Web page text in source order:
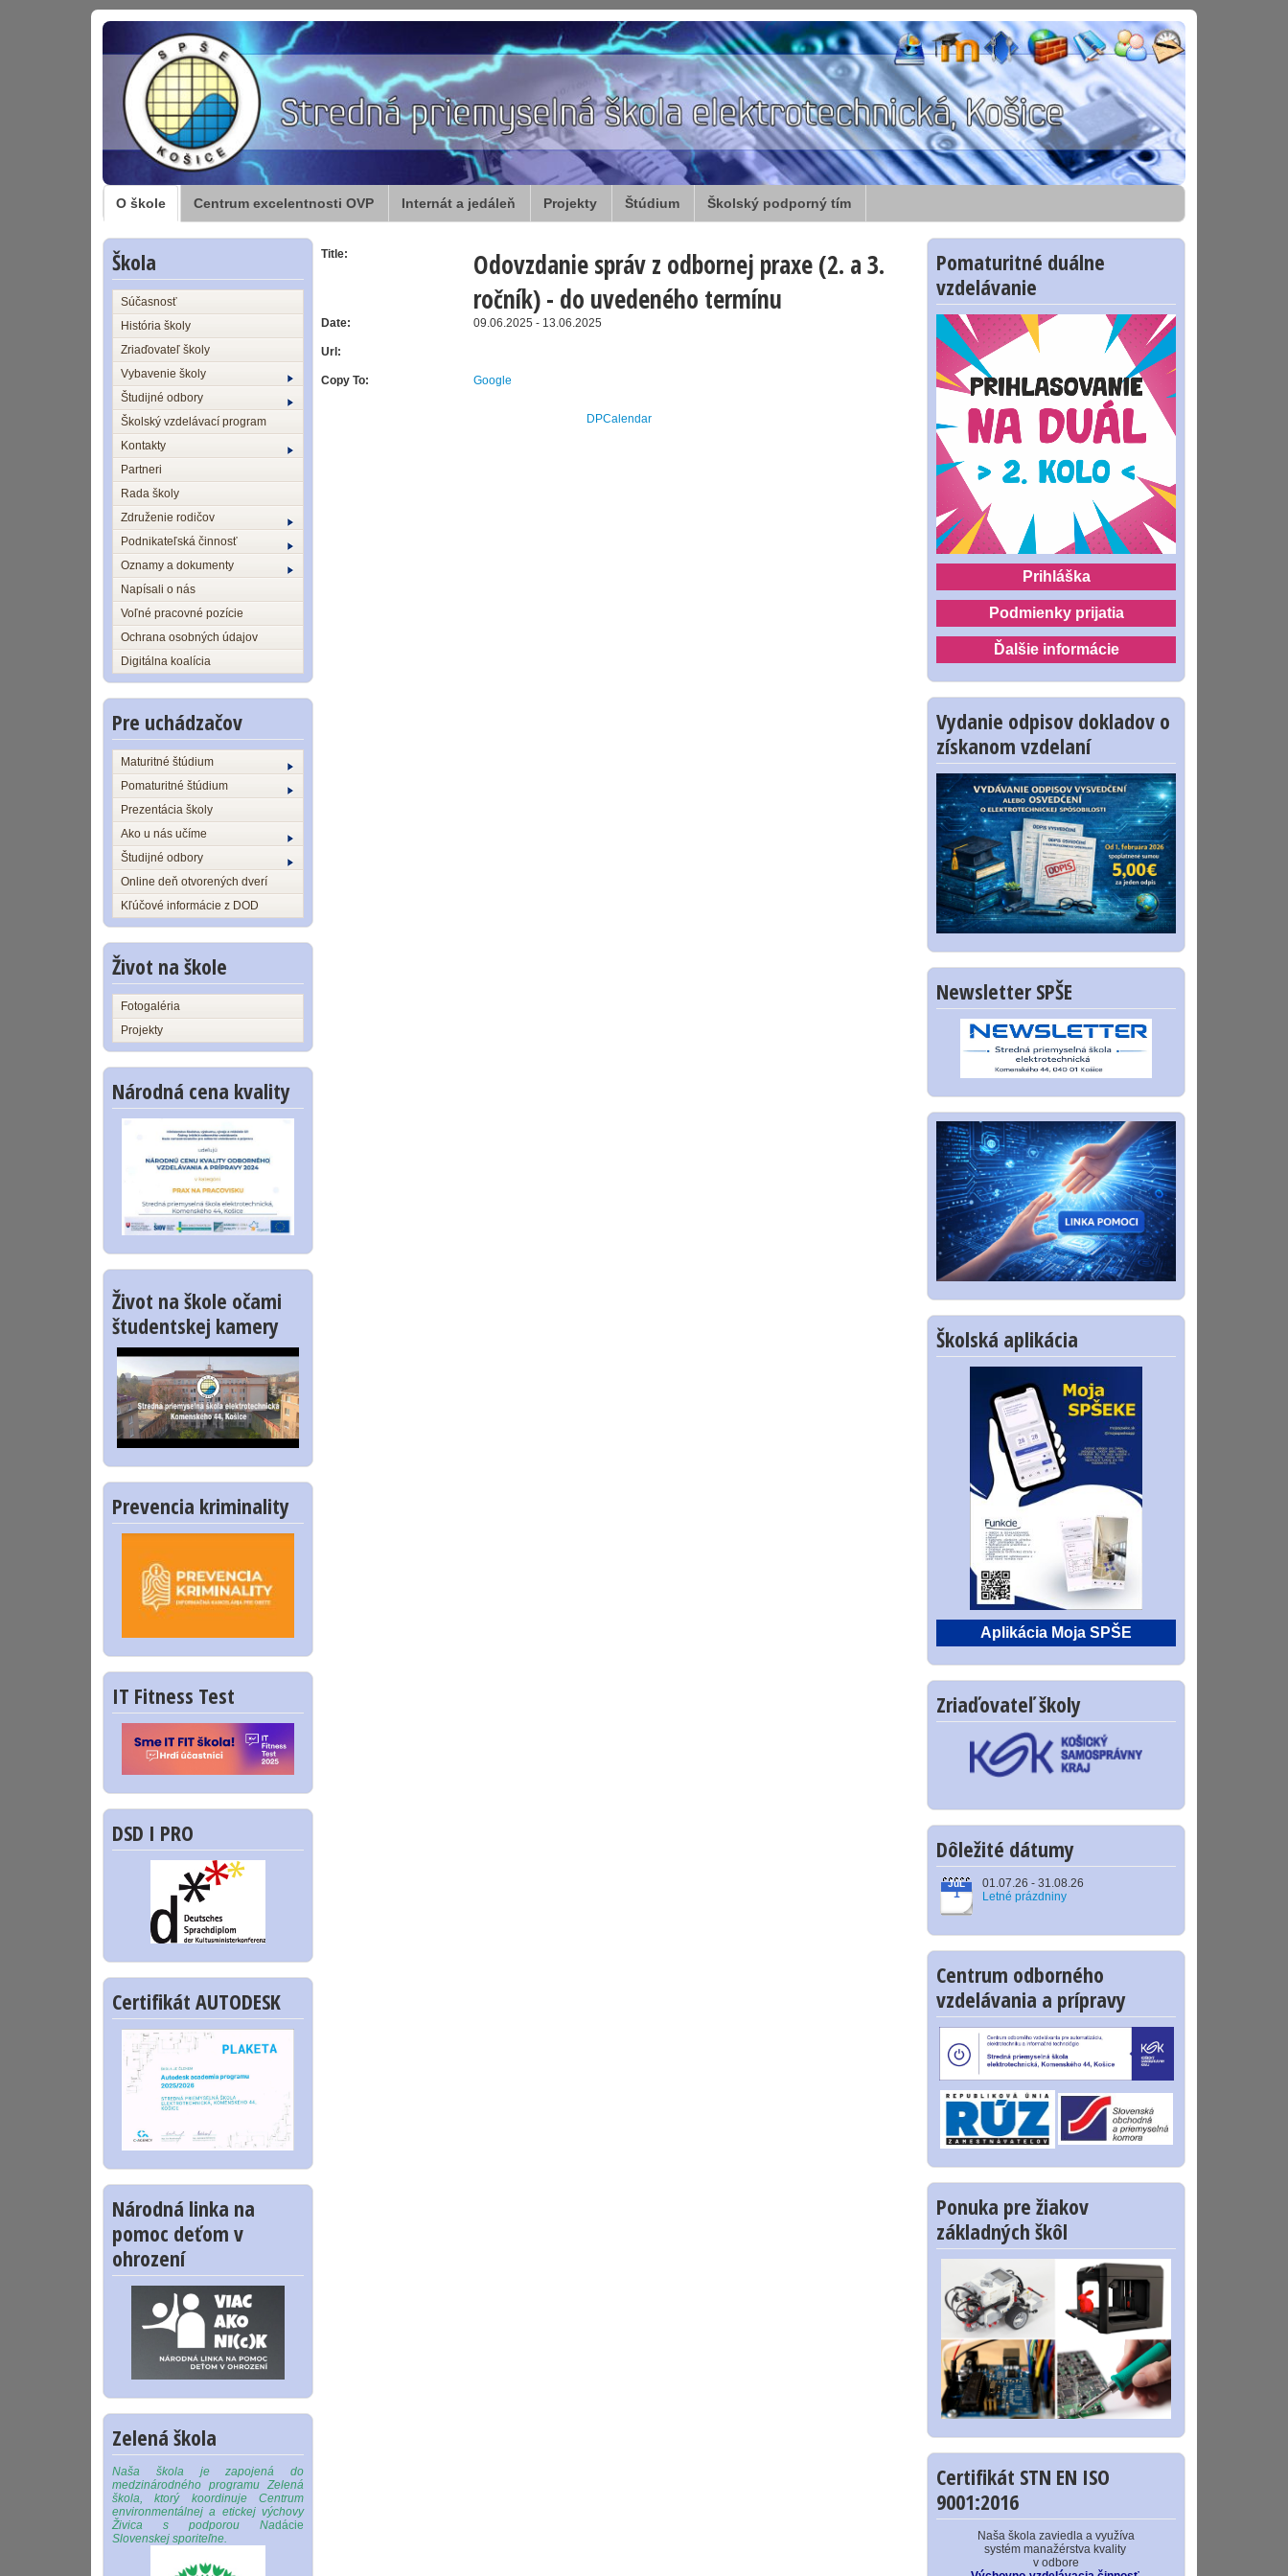
O škole Centrum excelentnosti OVP Internát a jedáleň Projekty Štúdium Školský podporný tím
Škola
Súčasnosť
História školy
Zriaďovateľ školy
Vybavenie školy
Študijné odbory
Školský vzdelávací program
Kontakty
Partneri
Rada školy
Združenie rodičov
Podnikateľská činnosť
Oznamy a dokumenty
Napísali o nás
Voľné pracovné pozície
Ochrana osobných údajov
Digitálna koalícia
Pre uchádzačov
Maturitné štúdium
Pomaturitné štúdium
Prezentácia školy
Ako u nás učíme
Študijné odbory
Online deň otvorených dverí
Kľúčové informácie z DOD
Život na škole
Fotogaléria
Projekty
Národná cena kvality
Život na škole očami
študentskej kamery
Prevencia kriminality
IT Fitness Test
DSD I PRO
Certifikát AUTODESK
Národná linka na
pomoc deťom v
ohrození
Zelená škola
Naša škola je zapojená do
medzinárodného programu Zelená
škola, ktorý koordinuje Centrum
environmentálnej a etickej výchovy
Živica s podporou Nadácie
Slovenskej sporiteľne.
Title:
Odovzdanie správ z odbornej praxe (2. a 3.
ročník) - do uvedeného termínu
Date: 09.06.2025 - 13.06.2025
Url:
Copy To: Google
DPCalendar
Pomaturitné duálne
vzdelávanie
Prihláška
Podmienky prijatia
Ďalšie informácie
Vydanie odpisov dokladov o
získanom vzdelaní
Newsletter SPŠE
Školská aplikácia
Aplikácia Moja SPŠE
Zriaďovateľ školy
Dôležité dátumy
JúL
1
01.07.26 - 31.08.26
Letné prázdniny
Centrum odborného
vzdelávania a prípravy
Ponuka pre žiakov
základných škôl
Certifikát STN EN ISO
9001:2016
Naša škola zaviedla a využíva
systém manažérstva kvality
v odbore